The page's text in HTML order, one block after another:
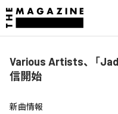
Various Artists、「
信開始
新曲情報